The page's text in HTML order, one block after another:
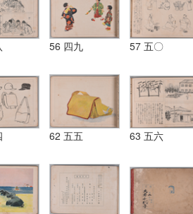
56 四九 57 五〇
62 五五 63 五六